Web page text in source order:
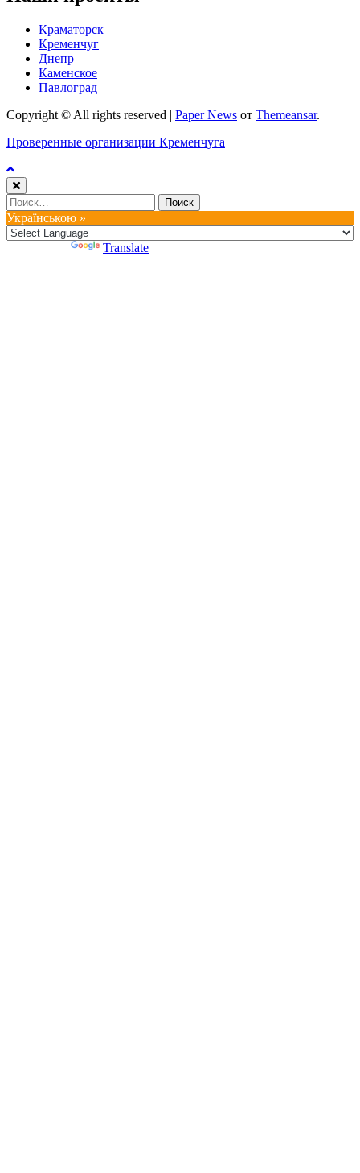
Краматорск
Кременчуг
Днепр
Каменское
Павлоград
Copyright © All rights reserved | Paper News от Themeansar.
Проверенные организации Кременчуга
Найти:
Українською »
Translate